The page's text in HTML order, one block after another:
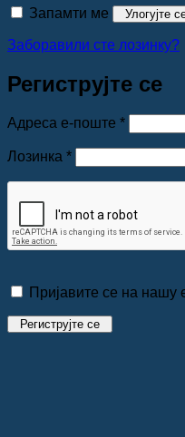
Запамти ме Улогујте
Заборавили сте лозинку?
Региструјте се
Адреса е-поште *Обавезно
Лозинка *Обавезно
Пријавите се на нашу
Региструјте се